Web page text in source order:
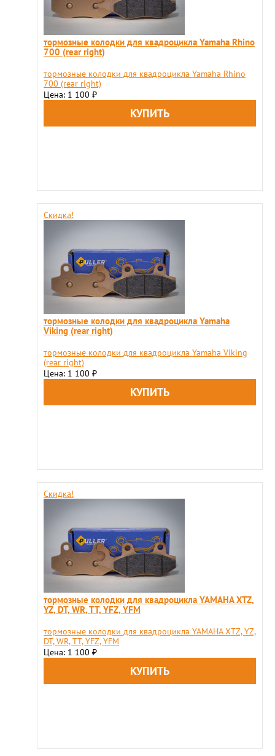
тормозные колодки для квадроцикла Yamaha Rhino
700 (rear right)
тормозные колодки для квадроцикла Yamaha Rhino
700 (rear right)
Цена: 1 100 ₽
Скидка!
тормозные колодки для квадроцикла Yamaha
Viking (rear right)
тормозные колодки для квадроцикла Yamaha Viking
(rear right)
Цена: 1 100 ₽
Скидка!
тормозные колодки для квадроцикла YAMAHA XTZ,
YZ, DT, WR, TT, YFZ, YFM
тормозные колодки для квадроцикла YAMAHA XTZ, YZ,
DT, WR, TT, YFZ, YFM
Цена: 1 100 ₽